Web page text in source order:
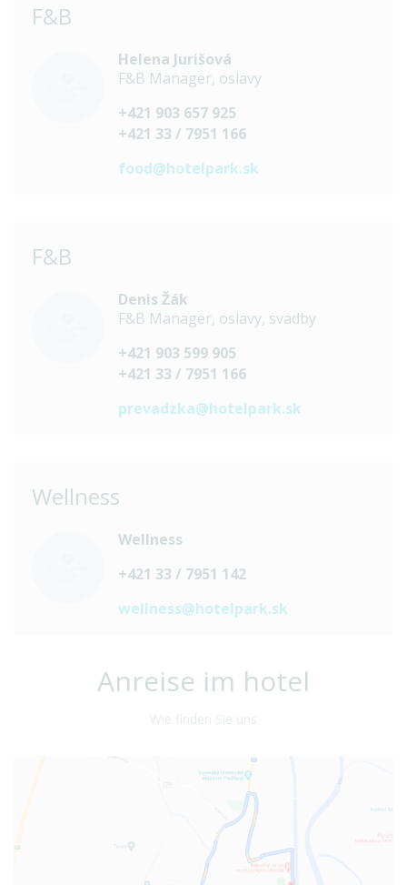
F&B
Helena Jurišová
F&B Manager, oslavy
+421 903 657 925
+421 33 / 7951 166
food@hotelpark.sk
F&B
Denis Žák
F&B Manager, oslavy, svadby
+421 903 599 905
+421 33 / 7951 166
prevadzka@hotelpark.sk
Wellness
Wellness
+421 33 / 7951 142
wellness@hotelpark.sk
Anreise im hotel
Wie finden Sie uns